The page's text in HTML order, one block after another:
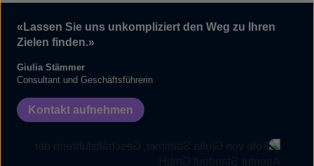
«Lassen Sie uns unkompliziert den Weg zu Ihren
Zielen finden.»
Giulia Stämmer
Consultant und Geschäftsführerin
Kontakt aufnehmen